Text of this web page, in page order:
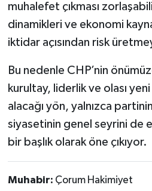
muhalefet çıkması
dinamikleri ve ekonomi
iktidar açısından risk
Bu nedenle CHP’nin
kurultay, liderlik ve olası
alacağı yön, yalnızca
siyasetinin genel seyrini de
bir başlık olarak öne çıkıyor.
Muhabir: Çorum Hakimiyet